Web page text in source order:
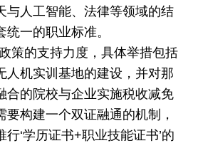
与人工智能、法律等领域的结
一的职业标准。
策的支持力度，具体举措包括
人机实训基地的建设，并对那
合的院校与企业实施税收减免
要构建一个双证融通的机制，
‘学历证书+职业技能证书’的